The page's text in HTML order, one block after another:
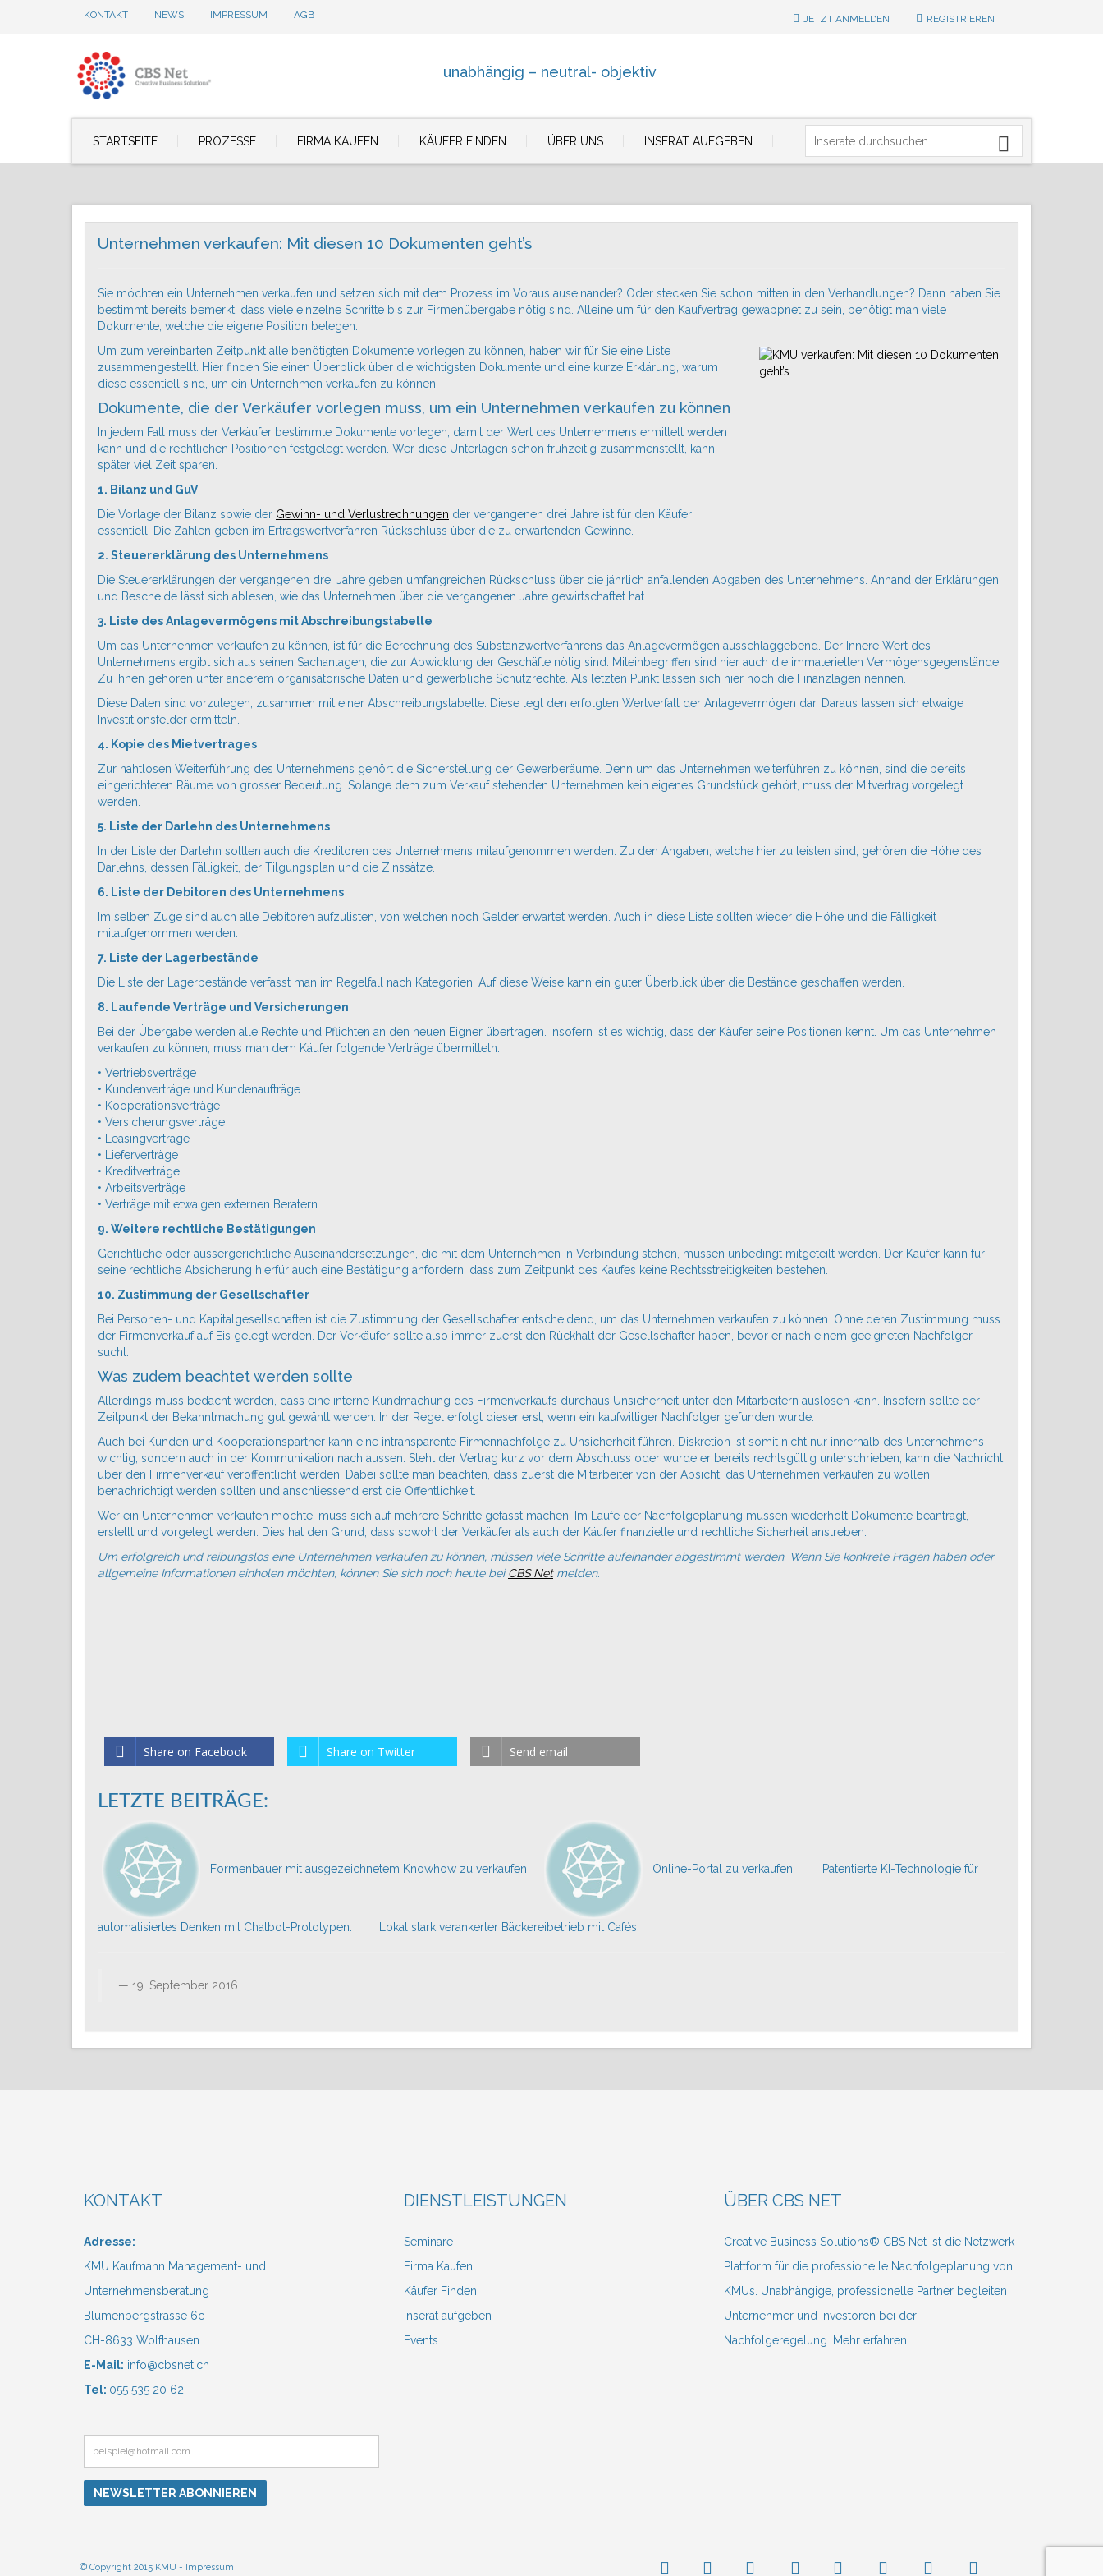
JETZT ANMELDEN REGISTRIEREN
KONTAKT NEWS IMPRESSUM AGB
unabhängig – neutral- objektiv
STARTSEITE PROZESSE FIRMA KAUFEN KÄUFER FINDEN ÜBER UNS INSERAT AUFGEBEN
Unternehmen verkaufen: Mit diesen 10 Dokumenten geht’s
Sie möchten ein Unternehmen verkaufen und setzen sich mit dem Prozess im Voraus auseinander? Oder stecken Sie schon mitten in den Verhandlungen? Dann haben Sie
bestimmt bereits bemerkt, dass viele einzelne Schritte bis zur Firmenübergabe nötig sind. Alleine um für den Kaufvertrag gewappnet zu sein, benötigt man viele
Dokumente, welche die eigene Position belegen.
Um zum vereinbarten Zeitpunkt alle benötigten Dokumente vorlegen zu können, haben wir für Sie eine Liste
zusammengestellt. Hier finden Sie einen Überblick über die wichtigsten Dokumente und eine kurze Erklärung, warum
diese essentiell sind, um ein Unternehmen verkaufen zu können.
Dokumente, die der Verkäufer vorlegen muss, um ein Unternehmen verkaufen zu können
In jedem Fall muss der Verkäufer bestimmte Dokumente vorlegen, damit der Wert des Unternehmens ermittelt werden
kann und die rechtlichen Positionen festgelegt werden. Wer diese Unterlagen schon frühzeitig zusammenstellt, kann
später viel Zeit sparen.
1. Bilanz und GuV
Die Vorlage der Bilanz sowie der Gewinn- und Verlustrechnungen der vergangenen drei Jahre ist für den Käufer
essentiell. Die Zahlen geben im Ertragswertverfahren Rückschluss über die zu erwartenden Gewinne.
2. Steuererklärung des Unternehmens
Die Steuererklärungen der vergangenen drei Jahre geben umfangreichen Rückschluss über die jährlich anfallenden Abgaben des Unternehmens. Anhand der Erklärungen
und Bescheide lässt sich ablesen, wie das Unternehmen über die vergangenen Jahre gewirtschaftet hat.
3. Liste des Anlagevermögens mit Abschreibungstabelle
Um das Unternehmen verkaufen zu können, ist für die Berechnung des Substanzwertverfahrens das Anlagevermögen ausschlaggebend. Der Innere Wert des
Unternehmens ergibt sich aus seinen Sachanlagen, die zur Abwicklung der Geschäfte nötig sind. Miteinbegriffen sind hier auch die immateriellen Vermögensgegenstände.
Zu ihnen gehören unter anderem organisatorische Daten und gewerbliche Schutzrechte. Als letzten Punkt lassen sich hier noch die Finanzlagen nennen.
Diese Daten sind vorzulegen, zusammen mit einer Abschreibungstabelle. Diese legt den erfolgten Wertverfall der Anlagevermögen dar. Daraus lassen sich etwaige
Investitionsfelder ermitteln.
4. Kopie des Mietvertrages
Zur nahtlosen Weiterführung des Unternehmens gehört die Sicherstellung der Gewerberäume. Denn um das Unternehmen weiterführen zu können, sind die bereits
eingerichteten Räume von grosser Bedeutung. Solange dem zum Verkauf stehenden Unternehmen kein eigenes Grundstück gehört, muss der Mitvertrag vorgelegt
werden.
5. Liste der Darlehn des Unternehmens
In der Liste der Darlehn sollten auch die Kreditoren des Unternehmens mitaufgenommen werden. Zu den Angaben, welche hier zu leisten sind, gehören die Höhe des
Darlehns, dessen Fälligkeit, der Tilgungsplan und die Zinssätze.
6. Liste der Debitoren des Unternehmens
Im selben Zuge sind auch alle Debitoren aufzulisten, von welchen noch Gelder erwartet werden. Auch in diese Liste sollten wieder die Höhe und die Fälligkeit
mitaufgenommen werden.
7. Liste der Lagerbestände
Die Liste der Lagerbestände verfasst man im Regelfall nach Kategorien. Auf diese Weise kann ein guter Überblick über die Bestände geschaffen werden.
8. Laufende Verträge und Versicherungen
Bei der Übergabe werden alle Rechte und Pflichten an den neuen Eigner übertragen. Insofern ist es wichtig, dass der Käufer seine Positionen kennt. Um das Unternehmen
verkaufen zu können, muss man dem Käufer folgende Verträge übermitteln:
• Vertriebsverträge
• Kundenverträge und Kundenaufträge
• Kooperationsverträge
• Versicherungsverträge
• Leasingverträge
• Lieferverträge
• Kreditverträge
• Arbeitsverträge
• Verträge mit etwaigen externen Beratern
9. Weitere rechtliche Bestätigungen
Gerichtliche oder aussergerichtliche Auseinandersetzungen, die mit dem Unternehmen in Verbindung stehen, müssen unbedingt mitgeteilt werden. Der Käufer kann für
seine rechtliche Absicherung hierfür auch eine Bestätigung anfordern, dass zum Zeitpunkt des Kaufes keine Rechtsstreitigkeiten bestehen.
10. Zustimmung der Gesellschafter
Bei Personen- und Kapitalgesellschaften ist die Zustimmung der Gesellschafter entscheidend, um das Unternehmen verkaufen zu können. Ohne deren Zustimmung muss
der Firmenverkauf auf Eis gelegt werden. Der Verkäufer sollte also immer zuerst den Rückhalt der Gesellschafter haben, bevor er nach einem geeigneten Nachfolger
sucht.
Was zudem beachtet werden sollte
Allerdings muss bedacht werden, dass eine interne Kundmachung des Firmenverkaufs durchaus Unsicherheit unter den Mitarbeitern auslösen kann. Insofern sollte der
Zeitpunkt der Bekanntmachung gut gewählt werden. In der Regel erfolgt dieser erst, wenn ein kaufwilliger Nachfolger gefunden wurde.
Auch bei Kunden und Kooperationspartner kann eine intransparente Firmennachfolge zu Unsicherheit führen. Diskretion ist somit nicht nur innerhalb des Unternehmens
wichtig, sondern auch in der Kommunikation nach aussen. Steht der Vertrag kurz vor dem Abschluss oder wurde er bereits rechtsgültig unterschrieben, kann die Nachricht
über den Firmenverkauf veröffentlicht werden. Dabei sollte man beachten, dass zuerst die Mitarbeiter von der Absicht, das Unternehmen verkaufen zu wollen,
benachrichtigt werden sollten und anschliessend erst die Öffentlichkeit.
Wer ein Unternehmen verkaufen möchte, muss sich auf mehrere Schritte gefasst machen. Im Laufe der Nachfolgeplanung müssen wiederholt Dokumente beantragt,
erstellt und vorgelegt werden. Dies hat den Grund, dass sowohl der Verkäufer als auch der Käufer finanzielle und rechtliche Sicherheit anstreben.
Um erfolgreich und reibungslos eine Unternehmenverkaufen zu können, müssen viele Schritte aufeinander abgestimmt werden. Wenn Sie konkrete Fragen haben oder
allgemeine Informationen einholen möchten, können Sie sich noch heute beiCBS Netmelden.
Share on Facebook Share on Twitter Send email
LETZTE BEITRÄGE:
Formenbauer mit ausgezeichnetem Knowhow zu verkaufen Online-Portal zu verkaufen! Patentierte KI-Technologie für
automatisiertes Denken mit Chatbot-Prototypen. Lokal stark verankerter Bäckereibetrieb mit Cafés
19. September 2016
KONTAKT
Adresse:
KMU Kaufmann Management- und
Unternehmensberatung
Blumenbergstrasse 6c
CH-8633 Wolfhausen
E-Mail: info@cbsnet.ch
Tel: 055 535 20 62
DIENSTLEISTUNGEN
Seminare
Firma Kaufen
Käufer Finden
Inserat aufgeben
Events
ÜBER CBS NET
Creative Business Solutions® CBS Net ist die Netzwerk
Plattform für die professionelle Nachfolgeplanung von
KMUs. Unabhängige, professionelle Partner begleiten
Unternehmer und Investoren bei der
Nachfolgeregelung.
Mehr erfahren…
© Copyright 2015 KMU - Impressum